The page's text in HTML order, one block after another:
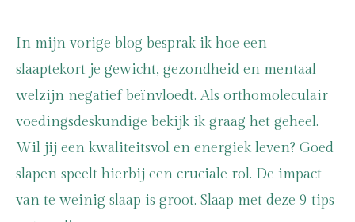
In mijn vorige blog besprak ik hoe een
slaaptekort je gewicht, gezondheid en mentaal
welzijn negatief beïnvloedt. Als orthomoleculair
voedingsdeskundige bekijk ik graag het geheel.
Wil jij een kwaliteitsvol en energiek leven? Goed
slapen speelt hierbij een cruciale rol. De impact
van te weinig slaap is groot. Slaap met deze 9 tips